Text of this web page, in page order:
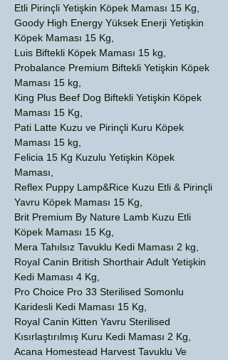
Etli Pirinçli Yetişkin Köpek Maması 15 Kg,
Goody High Energy Yüksek Enerji Yetişkin
Köpek Maması 15 Kg,
Luis Biftekli Köpek Maması 15 kg,
Probalance Premium Biftekli Yetişkin Köpek
Maması 15 kg,
King Plus Beef Dog Biftekli Yetişkin Köpek
Maması 15 Kg,
Pati Latte Kuzu ve Pirinçli Kuru Köpek
Maması 15 kg,
Felicia 15 Kg Kuzulu Yetişkin Köpek
Maması,
Reflex Puppy Lamp&Rice Kuzu Etli & Pirinçli
Yavru Köpek Maması 15 Kg,
Brit Premium By Nature Lamb Kuzu Etli
Köpek Maması 15 Kg,
Mera Tahılsız Tavuklu Kedi Maması 2 kg,
Royal Canin British Shorthair Adult Yetişkin
Kedi Maması 4 Kg,
Pro Choice Pro 33 Sterilised Somonlu
Karidesli Kedi Maması 15 Kg,
Royal Canin Kitten Yavru Sterilised
Kısırlaştırılmış Kuru Kedi Maması 2 Kg,
Acana Homestead Harvest Tavuklu Ve